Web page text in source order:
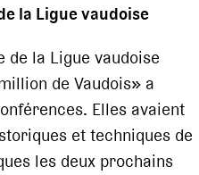
la Ligue vaudoise
la Ligue vaudoise
de Vaudois» a
Elles avaient
et techniques de
les deux prochains